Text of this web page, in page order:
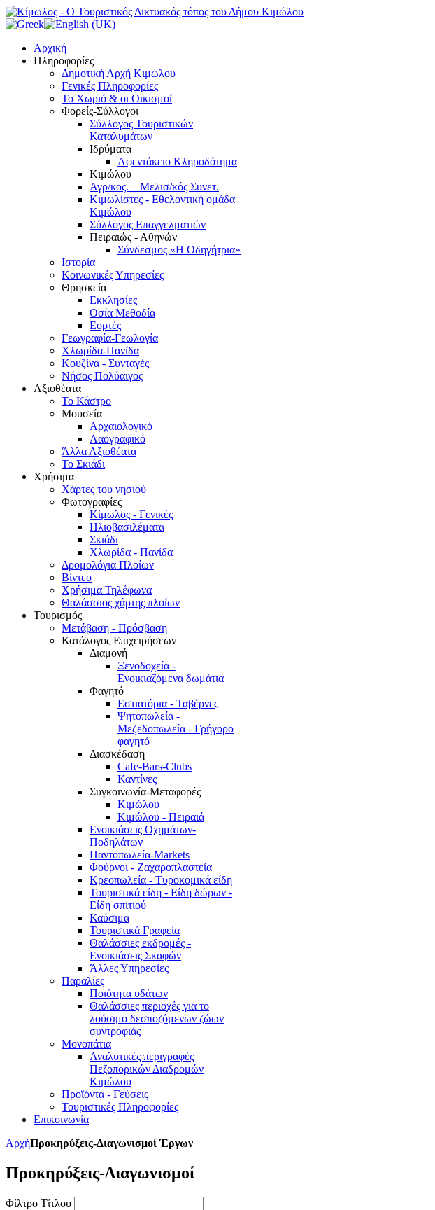
Αρχική
Πληροφορίες
Δημοτική Αρχή Κιμώλου
Γενικές Πληροφορίες
Το Xωριό & οι Οικισμοί
Φορείς-Σύλλογοι
Σύλλογος Τουριστικών
Καταλυμάτων
Ιδρύματα
Αφεντάκειο Κληροδότημα
Κιμώλου
Αγρ/κος. – Μελισ/κός Συνετ.
Κιμωλίστες - Εθελοντική ομάδα
Κιμώλου
Σύλλογος Επαγγελματιών
Πειραιώς - Αθηνών
Σύνδεσμος «Η Οδηγήτρια»
Ιστορία
Κοινωνικές Υπηρεσίες
Θρησκεία
Εκκλησίες
Οσία Μεθοδία
Εορτές
Γεωγραφία-Γεωλογία
Χλωρίδα-Πανίδα
Κουζίνα - Συνταγές
Νήσος Πολύαιγος
Αξιοθέατα
Το Κάστρο
Μουσεία
Αρχαιολογικό
Λαογραφικό
Άλλα Αξιοθέατα
Το Σκιάδι
Χρήσιμα
Χάρτες του νησιού
Φωτογραφίες
Κίμωλος - Γενικές
Ηλιοβασιλέματα
Σκιάδι
Χλωρίδα - Πανίδα
Δρομολόγια Πλοίων
Βίντεο
Χρήσιμα Τηλέφωνα
Θαλάσσιος χάρτης πλοίων
Τουρισμός
Μετάβαση - Πρόσβαση
Κατάλογος Επιχειρήσεων
Διαμονή
Ξενοδοχεία -
Ενοικιαζόμενα δωμάτια
Φαγητό
Εστιατόρια - Ταβέρνες
Ψητοπωλεία -
Μεζεδοπωλεία - Γρήγορο
φαγητό
Διασκέδαση
Cafe-Bars-Clubs
Καντίνες
Συγκοινωνία-Μεταφορές
Κιμώλου
Κιμώλου - Πειραιά
Ενοικιάσεις Οχημάτων-
Ποδηλάτων
Παντοπωλεία-Markets
Φούρνοι - Ζαχαροπλαστεία
Κρεοπωλεία - Τυροκομικά είδη
Τουριστικά είδη - Είδη δώρων -
Είδη σπιτιού
Καύσιμα
Τουριστικά Γραφεία
Θαλάσσιες εκδρομές -
Ενοικιάσεις Σκαφών
Άλλες Υπηρεσίες
Παραλίες
Ποιότητα υδάτων
Θαλάσσιες περιοχές για το
λούσιμο δεσποζόμενων ζώων
συντροφιάς
Μονοπάτια
Αναλυτικές περιγραφές
Πεζοπορικών Διαδρομών
Κιμώλου
Προϊόντα - Γεύσεις
Τουριστικές Πληροφορίες
Επικοινωνία
ΑρχήΠροκηρύξεις-Διαγωνισμοί Έργων
Προκηρύξεις-Διαγωνισμοί
Φίλτρο Τίτλου